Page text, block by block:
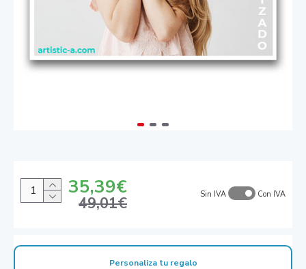
35,39€
49,01€ Sin IVA Con IVA
Personaliza tu regalo